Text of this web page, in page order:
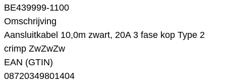
BE439999-1100
Omschrijving
Aansluitkabel 10,0m zwart, 20A 3 fase kop Type 2
crimp ZwZwZw
EAN (GTIN)
08720349801404